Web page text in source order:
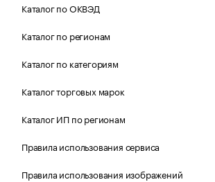
Каталог по ОКВЭД
Каталог по регионам
Каталог по категориям
Каталог торговых марок
Каталог ИП по регионам
Правила использования сервиса
Правила использования изображений